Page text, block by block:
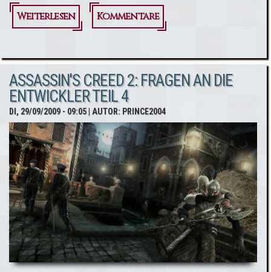
Weiterlesenüber Altair
gewinnen...
Kommentare
ASSASSIN'S CREED 2: FRAGEN AN DIE
ENTWICKLER TEIL 4
DI, 29/09/2009 - 09:05| AUTOR: PRINCE2004